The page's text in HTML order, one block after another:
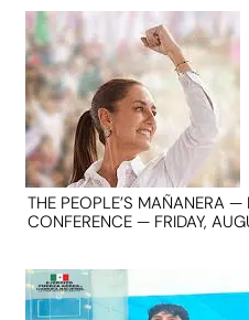
THE PEOPLE’S MAÑANERA —
CONFERENCE — FRIDAY,